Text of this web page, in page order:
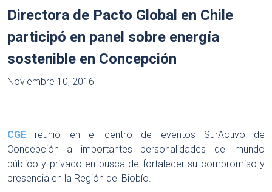
Directora de Pacto Global en Chile
participó en panel sobre energía
sostenible en Concepción
Noviembre 10, 2016
CGE reunió en el centro de eventos SurActivo de
Concepción a importantes personalidades del mundo
público y privado en busca de fortalecer su compromiso y
presencia en la Región del Biobío.